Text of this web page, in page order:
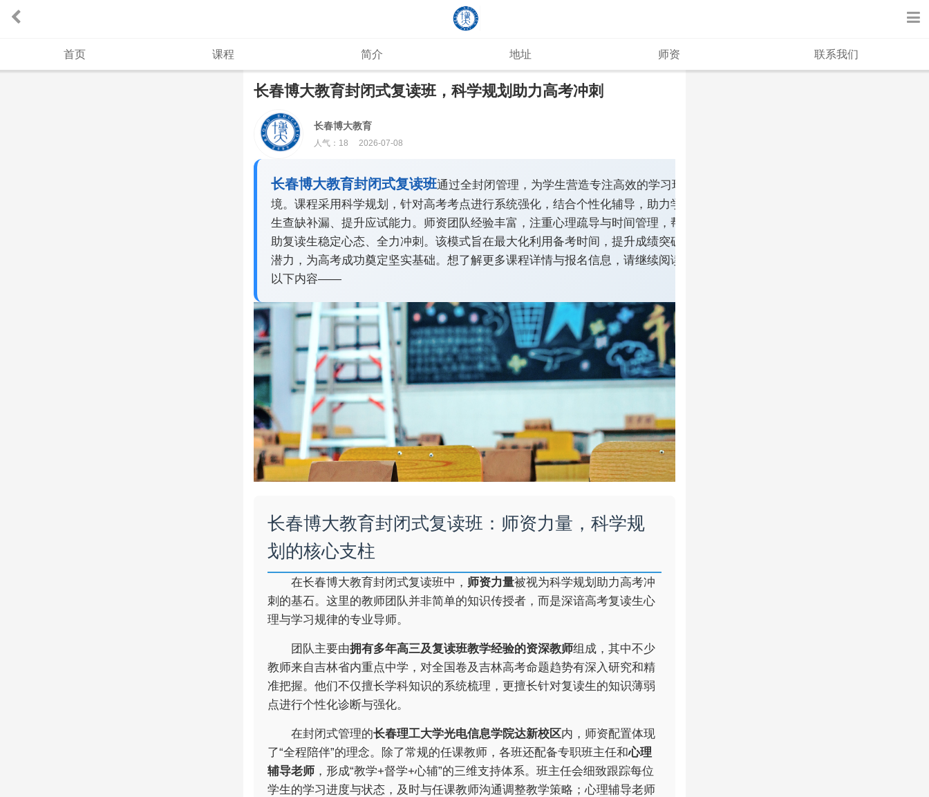
首页 课程 简介 地址 师资 联系我们
长春博大教育封闭式复读班，科学规划助力高考冲刺
长春博大教育
人气： 19 2026-07-08
长春博大教育封闭式复读班通过全封闭管理，为学生营造专注高效的学习环
境。课程采用科学规划，针对高考考点进行系统强化，结合个性化辅导，助力学
生查缺补漏、提升应试能力。师资团队经验丰富，注重心理疏导与时间管理，帮
助复读生稳定心态、全力冲刺。该模式旨在最大化利用备考时间，提升成绩突破
潜力，为高考成功奠定坚实基础。想了解更多课程详情与报名信息，请继续阅读
以下内容——
长春博大教育封闭式复读班：师资力量，科学规
划的核心支柱
在长春博大教育封闭式复读班中， 师资力量被视为科学规划助力高考冲
刺的基石。这里的教师团队并非简单的知识传授者，而是深谙高考复读生心
理与学习规律的专业导师。
团队主要由拥有多年高三及复读班教学经验的资深教师组成，其中不少
教师来自吉林省内重点中学，对全国卷及吉林高考命题趋势有深入研究和精
准把握。他们不仅擅长学科知识的系统梳理，更擅长针对复读生的知识薄弱
点进行个性化诊断与强化。
在封闭式管理的长春理工大学光电信息学院达新校区内，师资配置体现
了“全程陪伴”的理念。除了常规的任课教师，各班还配备专职班主任和心理
辅导老师 ，形成“教学+督学+心辅”的三维支持体系。班主任会细致跟踪每位
学生的学习进度与状态，及时与任课教师沟通调整教学策略；心理辅导老师